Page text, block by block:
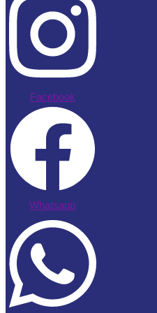
Facebook
Whatsapp